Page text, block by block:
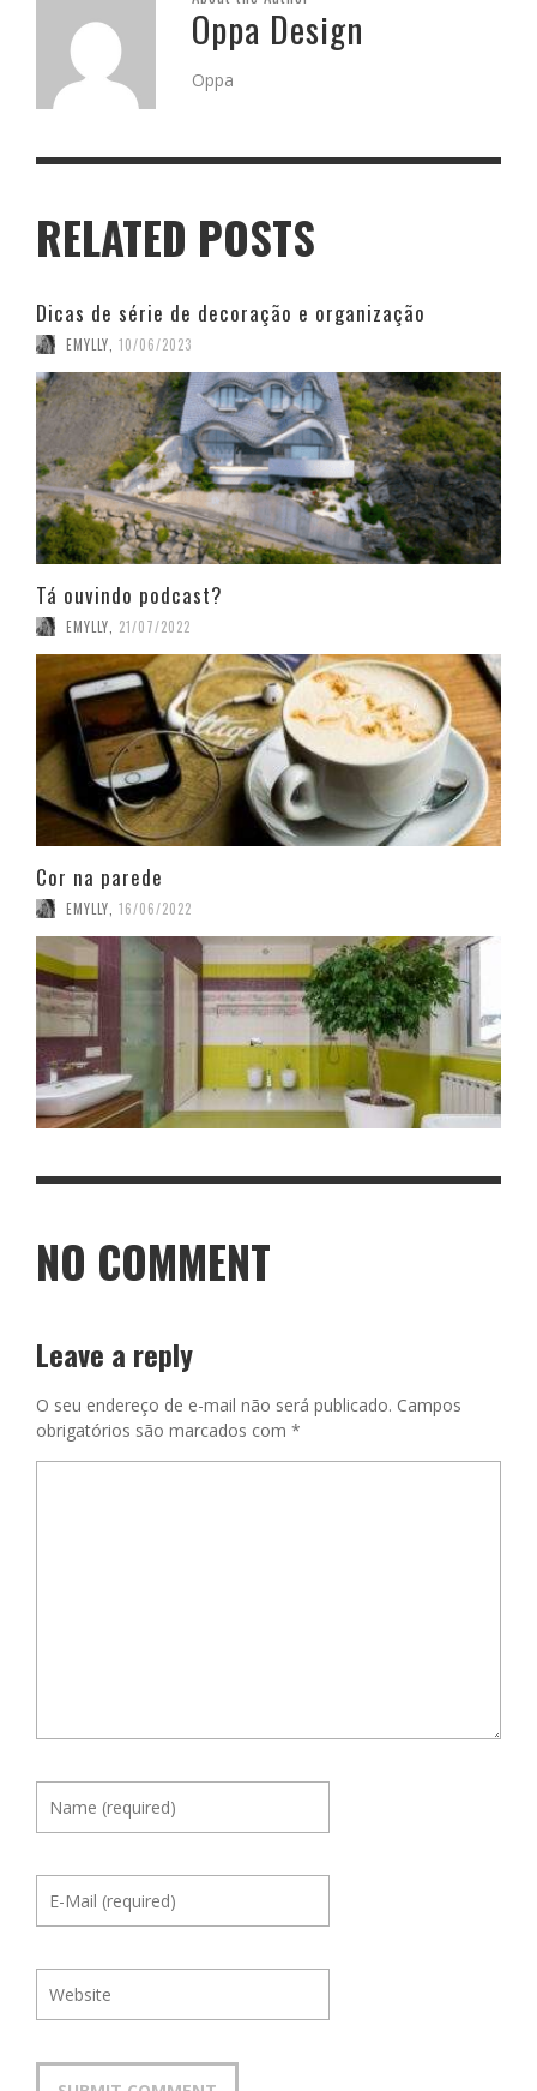
Oppa Design
Oppa
RELATED POSTS
Dicas de série de decoração e organização
EMYLLY 10/06/2023
Tá ouvindo podcast?
EMYLLY 21/07/2022
Cor na parede
EMYLLY 16/06/2022
NO COMMENT
Leave a reply
O seu endereço de e-mail não será publicado. Campos
obrigatórios são marcados com *